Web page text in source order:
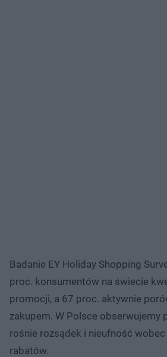
Badanie EY Holiday Shopping
proc. konsumentów na świecie
promocji, a 67 proc. aktywnie
zakupem. W Polsce obserwujemy
rośnie rozsądek i nieufność
rabatów.